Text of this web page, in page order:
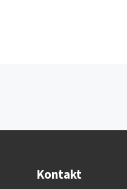
Kontakt